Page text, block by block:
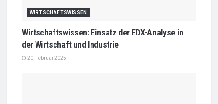
WIRTSCHAFTSWISSEN
Wirtschaftswissen: Einsatz der EDX-Analyse in
der Wirtschaft und Industrie
20. Februar 2025